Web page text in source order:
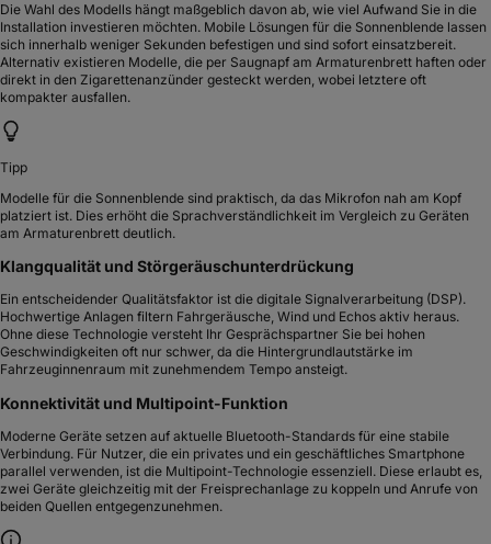
Die Wahl des Modells hängt maßgeblich davon ab, wie viel Aufwand Sie in die
Installation investieren möchten. Mobile Lösungen für die Sonnenblende lassen
sich innerhalb weniger Sekunden befestigen und sind sofort einsatzbereit.
Alternativ existieren Modelle, die per Saugnapf am Armaturenbrett haften oder
direkt in den Zigarettenanzünder gesteckt werden, wobei letztere oft
kompakter ausfallen.
Tipp
Modelle für die Sonnenblende sind praktisch, da das Mikrofon nah am Kopf
platziert ist. Dies erhöht die Sprachverständlichkeit im Vergleich zu Geräten
am Armaturenbrett deutlich.
Klangqualität und Störgeräuschunterdrückung
Ein entscheidender Qualitätsfaktor ist die digitale Signalverarbeitung (DSP).
Hochwertige Anlagen filtern Fahrgeräusche, Wind und Echos aktiv heraus.
Ohne diese Technologie versteht Ihr Gesprächspartner Sie bei hohen
Geschwindigkeiten oft nur schwer, da die Hintergrundlautstärke im
Fahrzeuginnenraum mit zunehmendem Tempo ansteigt.
Konnektivität und Multipoint-Funktion
Moderne Geräte setzen auf aktuelle Bluetooth-Standards für eine stabile
Verbindung. Für Nutzer, die ein privates und ein geschäftliches Smartphone
parallel verwenden, ist die Multipoint-Technologie essenziell. Diese erlaubt es,
zwei Geräte gleichzeitig mit der Freisprechanlage zu koppeln und Anrufe von
beiden Quellen entgegenzunehmen.